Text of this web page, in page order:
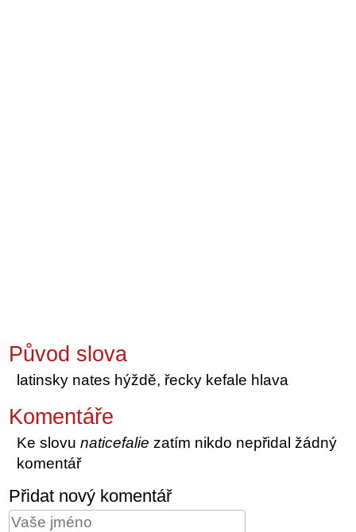
Původ slova
latinsky nates hýždě, řecky kefale hlava
Komentáře
Ke slovunaticefalie zatím nikdo nepřidal žádný
komentář
Přidat nový komentář